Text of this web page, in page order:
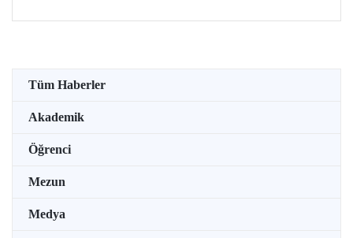
Tüm Haberler
Akademik
Öğrenci
Mezun
Medya